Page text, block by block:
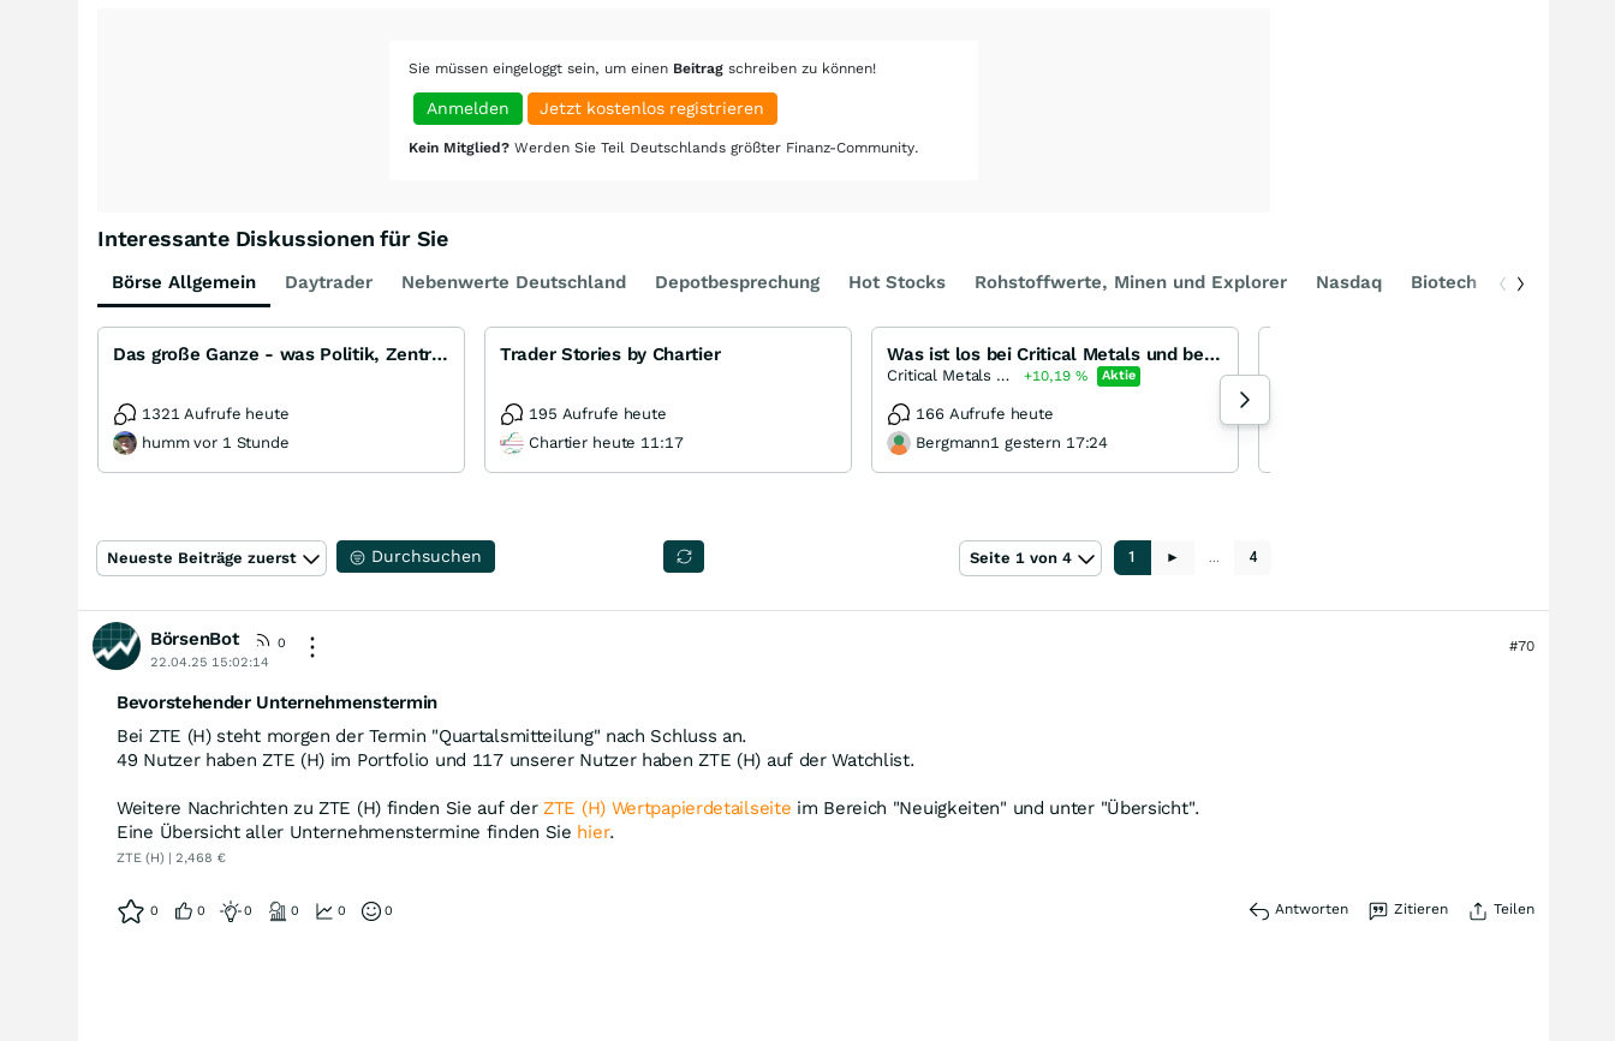
Sie müssen eingeloggt sein, um einen Beitrag schreiben zu können!
Anmelden Jetzt kostenlos registrieren
Kein Mitglied? Werden Sie Teil Deutschlands größter Finanz-Community.
Interessante Diskussionen für Sie
Börse Allgemein Daytrader Nebenwerte Deutschland Depotbesprechung Hot Stocks Rohstoffwerte, Minen und Explorer Nasdaq Biotech DAX
Das große Ganze - was Politik, Zentralbanken, Trends, Medien und Gesellschaft mit Aktien, Rohstoffen
1321 Aufrufe heute
humm vor 1 Stunde
Trader Stories by Chartier
195 Aufrufe heute
Chartier heute 11:17
Was ist los bei Critical Metals und bei Tanbreez auf Grönland?
Critical Metals Corporation +10,19% Aktie
166 Aufrufe heute
Bergmann1 gestern 17:24
Neueste Beiträge zuerst Durchsuchen 1 ► … 4
Seite 1 von 4
BörsenBot
0
22.04.25 15:02:14
#70
Bevorstehender Unternehmenstermin
Bei ZTE (H) steht morgen der Termin "Quartalsmitteilung" nach Schluss an.
49 Nutzer haben ZTE (H) im Portfolio und 117 unserer Nutzer haben ZTE (H) auf der Watchlist.
Weitere Nachrichten zu ZTE (H) finden Sie auf derZTE (H) Wertpapierdetailseite im Bereich "Neuigkeiten" und unter "Übersicht".
Eine Übersicht aller Unternehmenstermine finden Sie hier.
ZTE (H) | 2,468 €
0 0 0 0 0 0 Antworten Zitieren Teilen